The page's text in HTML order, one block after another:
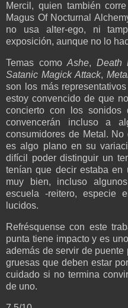
Mercil, quien también
Magus Of Nocturnal
no usa alter-ego, ni
exposición, aunque no lo
Temas como Ashe, Death
Satanic Magick Attack,
son los más
estoy convencido de que
concierto con los
convencerán incluso a
consumidores de Metal.
es algo plano en su
difícil poder distinguir un
tenían que decir estaba en
muy bien, incluso
escuela -reitero, especie
lucidos.
Refrésquense con este
punta tiene impacto y es
además de servir de puente
gruesas que deben estar
cuidado si no termina
de uno.